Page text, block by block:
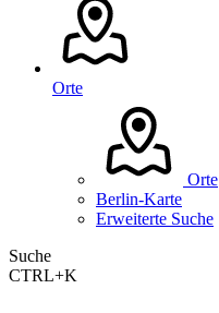
Orte
Orte
Berlin-Karte
Erweiterte Suche
Suche
CTRL+K